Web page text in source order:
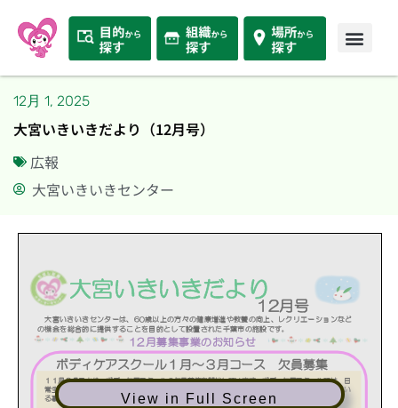
12月 1, 2025
大宮いきいきだより（12月号）
広報
大宮いきいきセンター
View in Full Screen